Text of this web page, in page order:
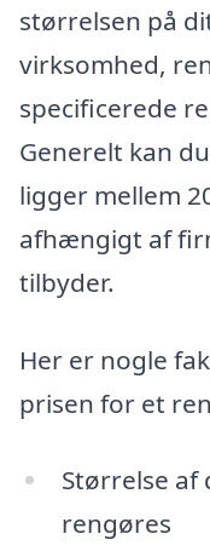
størrelsen på
virksomhed,
specificerede
Generelt kan
ligger mellem
afhængigt af
tilbyder.
Her er nogle
prisen for et
Størrelse af
rengøres